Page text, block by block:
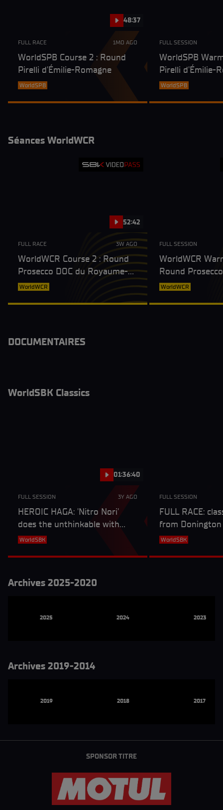
48:37
FULL RACE 1MO AGO
WorldSPB Course 2 : Round
Pirelli d'Émilie-Romagne
WorldSPB
FULL SESSION
WorldSPB
Pirelli d'Émilie-
WorldSPB
Séances WorldWCR
52:42
FULL RACE 3W AGO
WorldWCR Course 2 : Round
Prosecco DOC du Royaume-
Uni
WorldWCR
FULL SESSION
WorldWCR
Round
Royaume-Uni
WorldWCR
DOCUMENTAIRES
WorldSBK Classics
01:36:40
FULL SESSION 3Y AGO
HEROIC HAGA: 'Nitro Nori'
does the unthinkable with
stunning Donington double -
WorldSBK
FULL SESSION
FULL RACE:
from
as Haga dazzles
WorldSBK
Archives 2025-2020
2025 2024 2023
Archives 2019-2014
2019 2018 2017
SPONSOR TITRE